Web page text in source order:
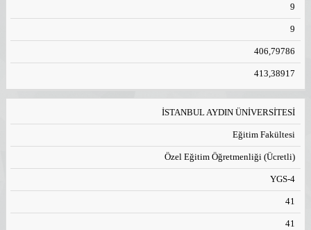
9
9
406,79786
413,38917
İSTANBUL AYDIN ÜNİVERSİTESİ
Eğitim Fakültesi
Özel Eğitim Öğretmenliği (Ücretli)
YGS-4
41
41